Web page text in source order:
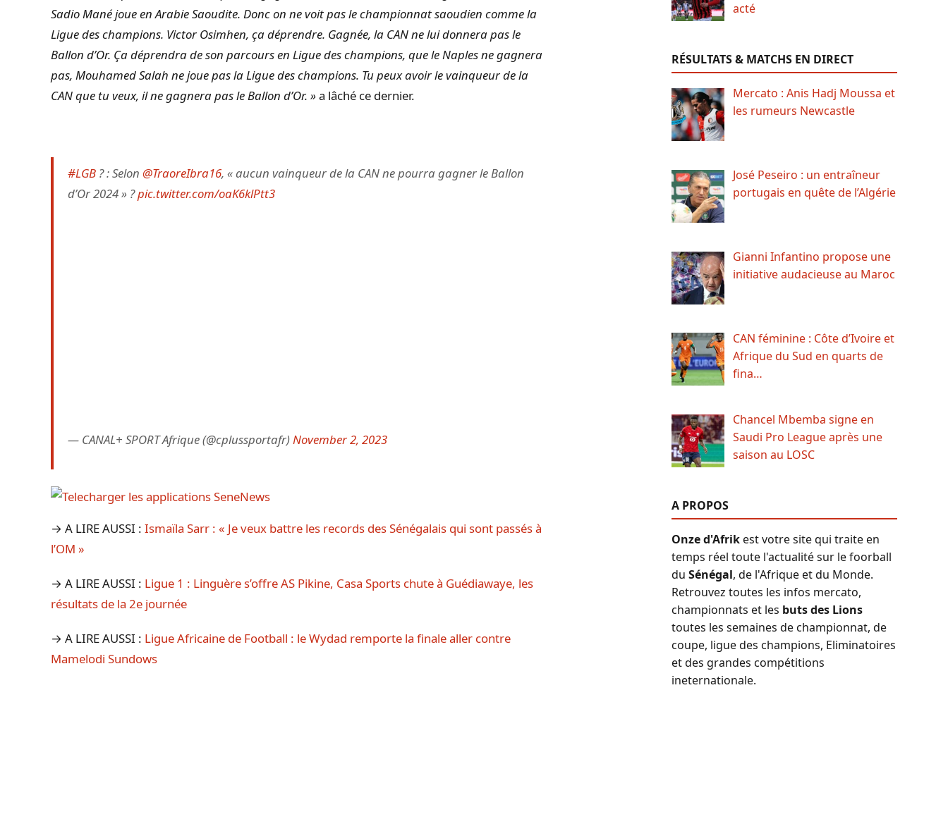
Sadio Mané joue en Arabie Saoudite. Donc on ne voit pas le championnat saoudien comme la
Ligue des champions. Victor Osimhen, ça déprendre. Gagnée, la CAN ne lui donnera pas le
Ballon d’Or. Ça déprendra de son parcours en Ligue des champions, que le Naples ne gagnera
pas, Mouhamed Salah ne joue pas la Ligue des champions. Tu peux avoir le vainqueur de la
CAN que tu veux, il ne gagnera pas le Ballon d’Or. »a lâché ce dernier.
#LGB ? : Selon @TraoreIbra16, « aucun vainqueur de la CAN ne pourra gagner le Ballon
d’Or 2024 » ?pic.twitter.com/oaK6klPtt3
— CANAL+ SPORT Afrique (@cplussportafr)November 2, 2023
→ A LIRE AUSSI : Ismaïla Sarr : « Je veux battre les records des Sénégalais qui sont passés à
l’OM »
→ A LIRE AUSSI : Ligue 1 : Linguère s’offre AS Pikine, Casa Sports chute à Guédiawaye, les
résultats de la 2e journée
→ A LIRE AUSSI : Ligue Africaine de Football : le Wydad remporte la finale aller contre
Mamelodi Sundows
acté
RÉSULTATS & MATCHS EN DIRECT
Mercato : Anis Hadj Moussa et
les rumeurs Newcastle
José Peseiro : un entraîneur
portugais en quête de l’Algérie
Gianni Infantino propose une
initiative audacieuse au Maroc
CAN féminine : Côte d’Ivoire et
Afrique du Sud en quarts de
fina…
Chancel Mbemba signe en
Saudi Pro League après une
saison au LOSC
A PROPOS
Onze d'Afrikest votre site qui traite en
temps réel toute l'actualité sur le foorball
du Sénégal, de l'Afrique et du Monde.
Retrouvez toutes les infos mercato,
championnats et les buts des Lions
toutes les semaines de championnat, de
coupe, ligue des champions, Eliminatoires
et des grandes compétitions
ineternationale.